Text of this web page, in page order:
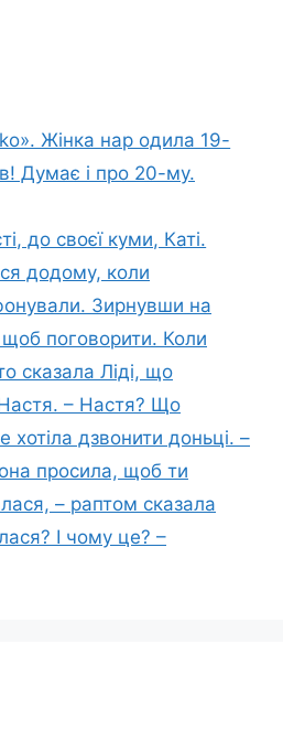
Жінка нар одила 19-
Думає і про 20-му.
до своєї куми, Каті.
додому, коли
Зирнувши на
поговорити. Коли
сказала Ліді, що
– Настя? Що
хотіла дзвонити доньці. –
просила, щоб ти
– раптом сказала
І чому це? –